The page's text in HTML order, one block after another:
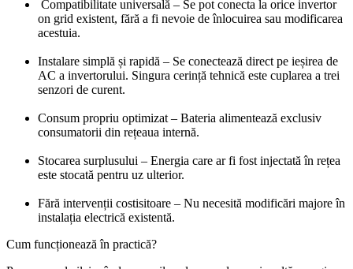
Compatibilitate universală – Se pot conecta la orice invertor
on grid existent, fără a fi nevoie de înlocuirea sau modificarea
acestuia.
Instalare simplă și rapidă – Se conectează direct pe ieșirea de
AC a invertorului. Singura cerință tehnică este cuplarea a trei
senzori de curent.
Consum propriu optimizat – Bateria alimentează exclusiv
consumatorii din rețeaua internă.
Stocarea surplusului – Energia care ar fi fost injectată în rețea
este stocată pentru uz ulterior.
Fără intervenții costisitoare – Nu necesită modificări majore în
instalația electrică existentă.
Cum funcționează în practică?